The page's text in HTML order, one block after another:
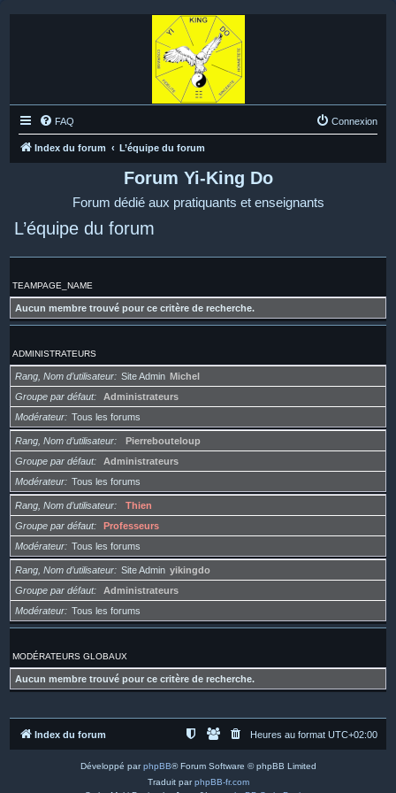
FAQ Connexion
Index du forum L’équipe du forum
Forum Yi-King Do
Forum dédié aux pratiquants et enseignants
L’équipe du forum
TEAMPAGE_NAME
Aucun membre trouvé pour ce critère de recherche.
ADMINISTRATEURS
Rang, Nom d’utilisateur Site Admin Michel
Groupe par défaut
Administrateurs
Modérateur
Tous les forums
Rang, Nom d’utilisateur
Pierrebouteloup
Groupe par défaut
Administrateurs
Modérateur
Tous les forums
Rang, Nom d’utilisateur
Thien
Groupe par défaut
Professeurs
Modérateur
Tous les forums
Rang, Nom d’utilisateur Site Admin yikingdo
Groupe par défaut
Administrateurs
Modérateur
Tous les forums
MODÉRATEURS GLOBAUX
Aucun membre trouvé pour ce critère de recherche.
Index du forum Heures au format UTC+02:00
Développé parphpBB® Forum Software © phpBB Limited
Traduit parphpBB-fr.com